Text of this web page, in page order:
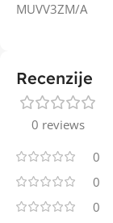
MUVV3ZM/A
Recenzije
0 reviews
0
0
0